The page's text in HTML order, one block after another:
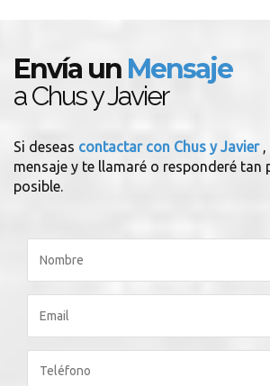
Envía un Mensaje
a Chus y Javier
Si deseas contactar con Chus y Javier
mensaje y te llamaré o responderé tan
posible.